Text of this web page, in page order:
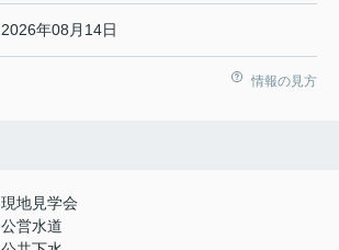
2026年08月14日
情報の見方
現地見学会
公営水道